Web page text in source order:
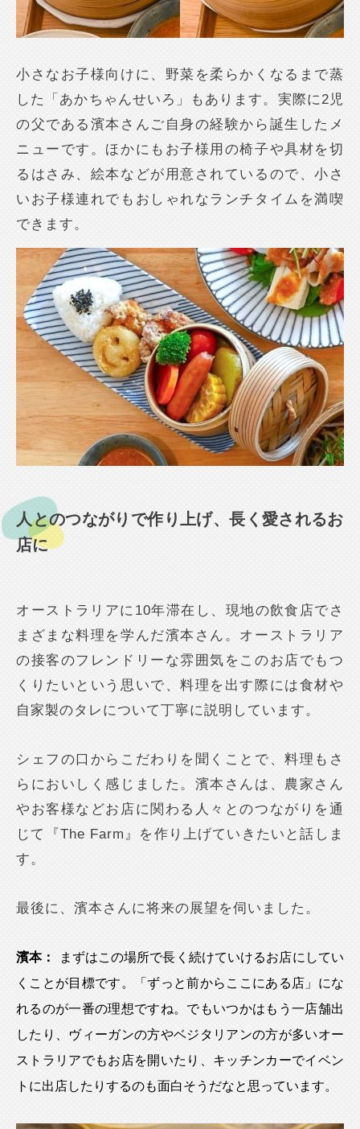
小さなお子様向けに、野菜を柔らかくなるまで蒸
した「あかちゃんせいろ」もあります。実際に2児
の父である濱本さんご自身の経験から誕生したメ
ニューです。ほかにもお子様用の椅子や具材を切
るはさみ、絵本などが用意されているので、小さ
いお子様連れでもおしゃれなランチタイムを満喫
できます。
人とのつながりで作り上げ、長く愛されるお
店に
オーストラリアに10年滞在し、現地の飲食店でさ
まざまな料理を学んだ濱本さん。オーストラリア
の接客のフレンドリーな雰囲気をこのお店でもつ
くりたいという思いで、料理を出す際には食材や
自家製のタレについて丁寧に説明しています。
シェフの口からこだわりを聞くことで、料理もさ
らにおいしく感じました。濱本さんは、農家さん
やお客様などお店に関わる人々とのつながりを通
じて『The Farm』を作り上げていきたいと話しま
す。
最後に、濱本さんに将来の展望を伺いました。
濱本：
まずはこの場所で長く続けていけるお店にしてい
くことが目標です。「ずっと前からここにある店」にな
れるのが一番の理想ですね。でもいつかはもう一店舗出
したり、ヴィーガンの方やベジタリアンの方が多いオー
ストラリアでもお店を開いたり、キッチンカーでイベン
トに出店したりするのも面白そうだなと思っています。